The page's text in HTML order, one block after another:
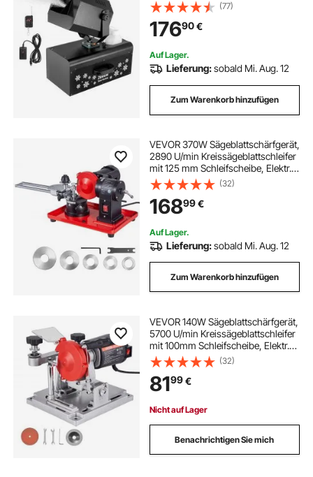
Fernbedienung zur
Schneeflockenherstellung,
Kunstschneemaschine für
Weihnachtsfeiern,
Hochzeitsbühneneffekte
(77)
17690€
Auf Lager.
Lieferung:sobald Mi. Aug. 12
Zum Warenkorb hinzufügen
VEVOR 370W Sägeblattschärfgerät,
2890 U/min Kreissägeblattschleifer
mit 125 mm Schleifscheibe, Elektr.
Schärfmaschine mit Einstellwinkel
für 80-700 mm Sägeblätter,
Blattschärfer für Holzbearbeitung
(32)
16899€
Auf Lager.
Lieferung:sobald Mi. Aug. 12
Zum Warenkorb hinzufügen
VEVOR 140W Sägeblattschärfgerät,
5700 U/min Kreissägeblattschleifer
mit 100mm Schleifscheibe, Elektr.
Schärfmaschine mit ±25°
Einstellwinkel für 90-400mm
Sägeblätter, Blattschärfer für
Holzbearbeitung
(32)
8199€
Nicht auf Lager
Benachrichtigen Sie mich